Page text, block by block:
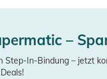
–
Step-In-Bindung – jetzt